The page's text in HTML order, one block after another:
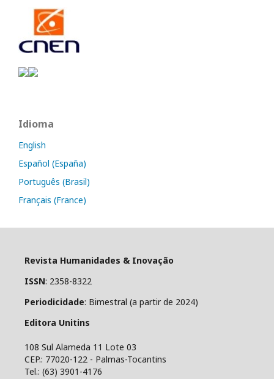
Idioma
English
Español (España)
Português (Brasil)
Français (France)
Revista Humanidades & Inovação
ISSN: 2358-8322
Periodicidade: Bimestral (a partir de 2024)
Editora Unitins
108 Sul Alameda 11 Lote 03
CEP.: 77020-122 - Palmas-Tocantins
Tel.: (63) 3901-4176